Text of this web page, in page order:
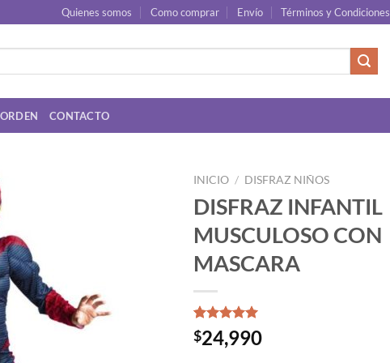
Quienes somos Como comprar Envío Términos y Condiciones
CONTACTO
INICIO / DISFRAZ NIÑOS
DISFRAZ INFANTIL
MUSCULOSO CON
MASCARA
Valorado
con5.00
3
$24,990